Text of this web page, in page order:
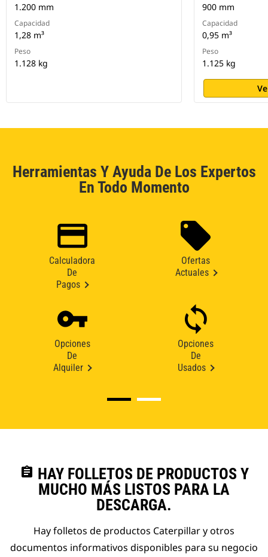
1.200 mm
Capacidad
1,28 m³
Peso
1.128 kg
900 mm
Capacidad
0,95 m³
Peso
1.125 kg
Herramientas Y Ayuda De Los Expertos
En Todo Momento
Calculadora
De
Pagos
Ofertas
Actuales
Opciones
De
Alquiler
Opciones
De
Usados
assignment HAY FOLLETOS DE PRODUCTOS Y
MUCHO MÁS LISTOS PARA LA
DESCARGA.
Hay folletos de productos Caterpillar y otros
documentos informativos disponibles para su negocio